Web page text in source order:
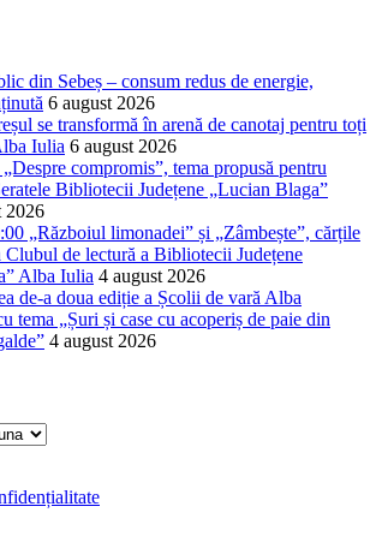
din Sebeș – consum redus de energie,
6 august 2026
se transformă în arenă de canotaj pentru toți
Iulia 6 august 2026
compromis”, tema propusă pentru
Bibliotecii Județene „Lucian Blaga”
2026
„Războiul limonadei” și „Zâmbește”, cărțile
Clubul de lectură a Bibliotecii Județene
Alba Iulia 4 august 2026
de-a doua ediție a Școlii de vară Alba
tema „Șuri și case cu acoperiș de paie din
4 august 2026